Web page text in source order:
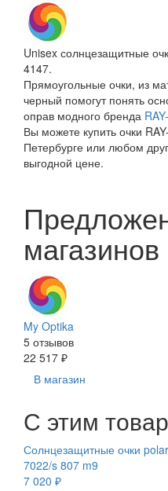
Unisex солнцезащитные
4147.
Прямоугольные очки, из
черный помогут понять
оправ модного бренда
Вы можете купить очки
Петербурге или любом
выгодной цене.
магазинов
My Optika
5 отзывов
22 517 ₽
В магазин
С этим
Солнцезащитные очки
7022/s 807 m9
7 020 ₽